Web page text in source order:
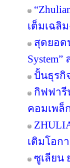
เต็มเฉลิ
สุดยอด
ปั้นธุรกิ
กิฟฟารี
คอมเพล็
เติมโอก
ซูเลียน